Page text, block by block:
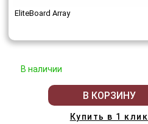
EliteBoard Array
В наличии
В КОРЗИНУ
Купить в 1 клик